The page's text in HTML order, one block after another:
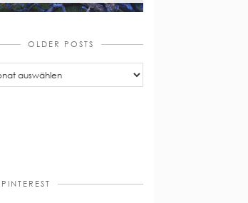
OLDER POSTS
PINTEREST